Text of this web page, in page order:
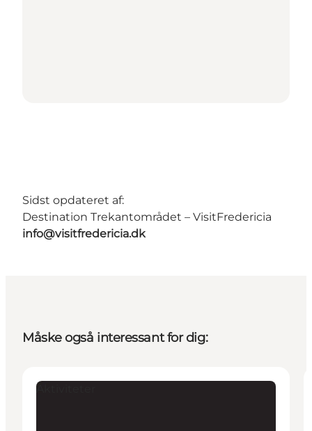
Sidst opdateret af:
Destination Trekantområdet – VisitFredericia
info@visitfredericia.dk
Måske også interessant for dig:
Aktiviteter